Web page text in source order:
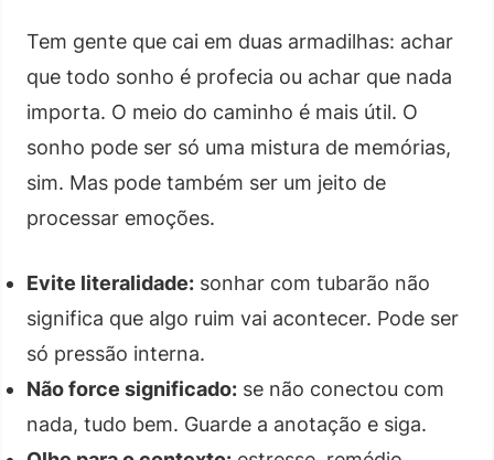
Tem gente que cai em duas armadilhas: achar
que todo sonho é profecia ou achar que nada
importa. O meio do caminho é mais útil. O
sonho pode ser só uma mistura de memórias,
sim. Mas pode também ser um jeito de
processar emoções.
Evite literalidade: sonhar com tubarão não
significa que algo ruim vai acontecer. Pode ser
só pressão interna.
Não force significado: se não conectou com
nada, tudo bem. Guarde a anotação e siga.